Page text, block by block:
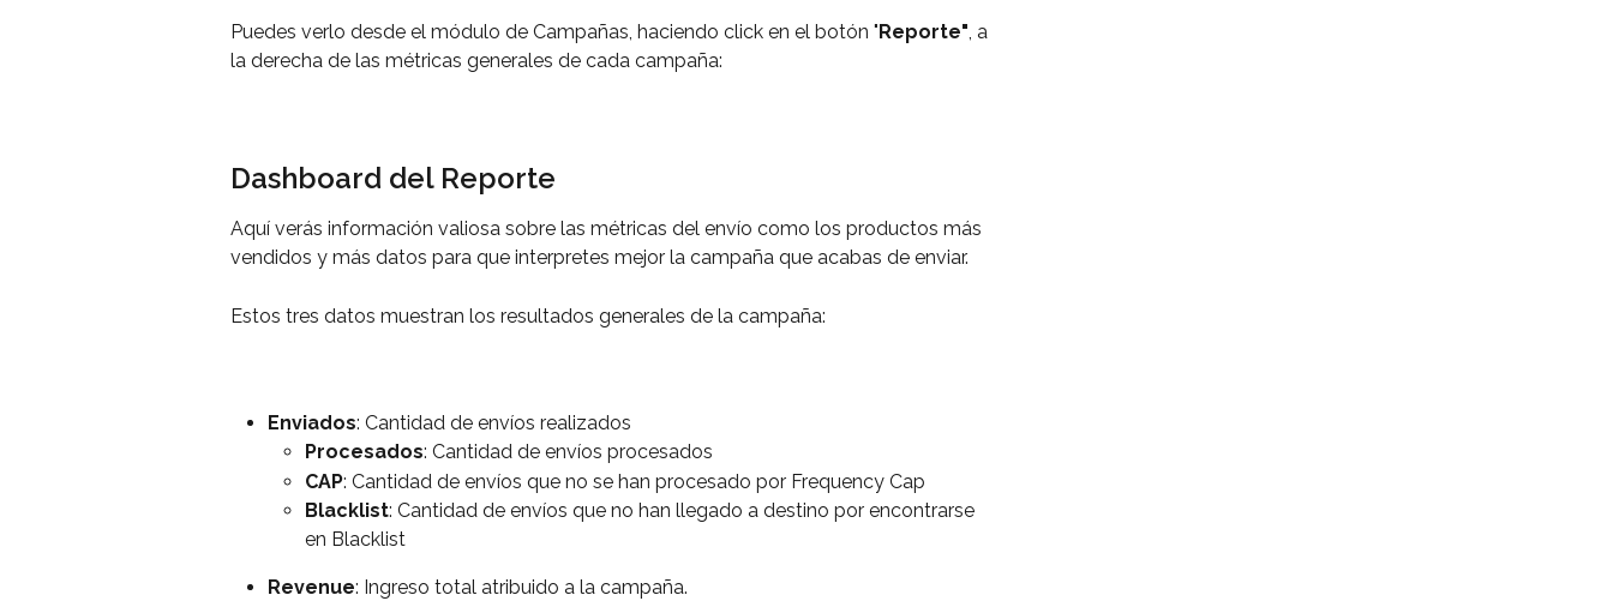
Puedes verlo desde el módulo de Campañas, haciendo click en el botón " Reporte", a
la derecha de las métricas generales de cada campaña:
Dashboard del Reporte
Aquí verás información valiosa sobre las métricas del envío como los productos más
vendidos y más datos para que interpretes mejor la campaña que acabas de enviar.
Estos tres datos muestran los resultados generales de la campaña:
Enviados: Cantidad de envíos realizados
Procesados: Cantidad de envíos procesados
CAP: Cantidad de envíos que no se han procesado por Frequency Cap
Blacklist: Cantidad de envíos que no han llegado a destino por encontrarse
en Blacklist
Revenue: Ingreso total atribuido a la campaña.